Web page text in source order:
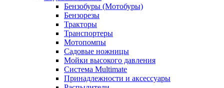
Бензобуры (Мотобуры)
Бензорезы
Тракторы
Транспортеры
Мотопомпы
Садовые ножницы
Мойки высокого давления
Система Multimate
Принадлежности и аксессуары